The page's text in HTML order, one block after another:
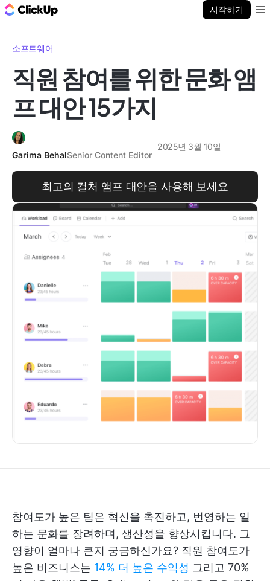
시작하기
소프트웨어
직원 참여를 위한 문화 앰
프 대안 15가지
Garima BehalSenior Content Editor
2025년 3월 10일
최고의 컬처 앰프 대안을 사용해 보세요
참여도가 높은 팀은 혁신을 촉진하고, 번영하는 일
하는 문화를 장려하며, 생산성을 향상시킵니다. 그
영향이 얼마나 큰지 궁금하신가요? 직원 참여도가
높은 비즈니스는 14% 더 높은 수익성 그리고 70%